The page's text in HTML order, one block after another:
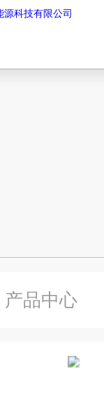
产品中心